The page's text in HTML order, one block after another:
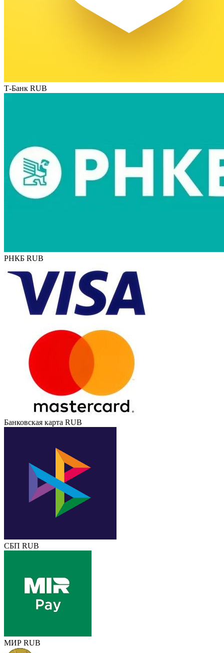
Т-Банк RUB
РНКБ RUB
Банковская карта RUB
СБП RUB
МИР RUB